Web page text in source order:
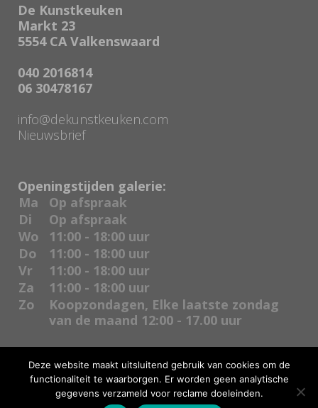
De Kunstkeuken
Markt 23
5554 CA Valkenswaard
040 2016814
06 30478167
info@dekunstkeuken.com
Nieuwsbrief
Openingstijden galerie:
Ma
Op afspraak
Di
Op afspraak
Wo
11:00 - 18:00 uur
Do
11:00 - 18:00 uur
Vr
11:00 - 18:00 uur
Za
11:00 - 18:00 uur
Zo
Koopzondagen, Elke laatste zondag
van de maand 12:00 - 17.00 uur
Deze website maakt uitsluitend gebruik van cookies om de
functionaliteit te waarborgen. Er worden geen analytische
gegevens verzameld voor reclame doeleinden.